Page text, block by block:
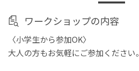
ワークショップの内容
〈小学生から参加OK〉
大人の方もお気軽にご参加ください。